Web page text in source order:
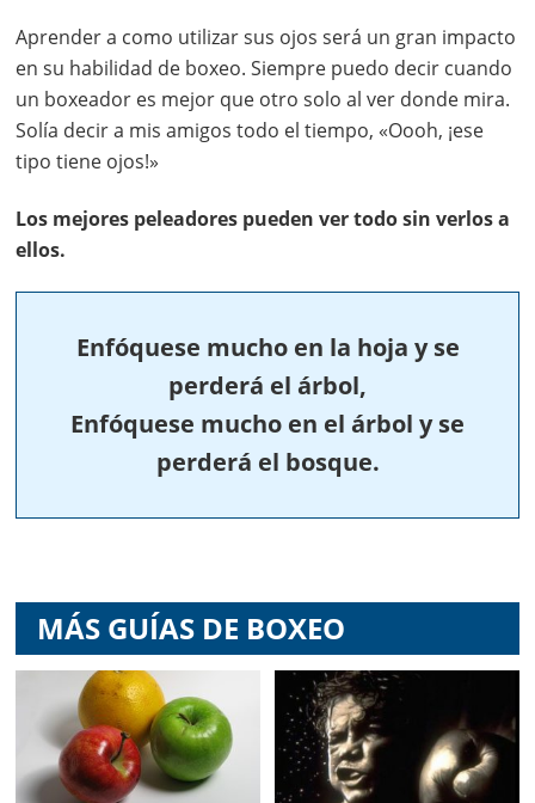
Aprender a como utilizar sus ojos será un gran impacto
en su habilidad de boxeo. Siempre puedo decir cuando
un boxeador es mejor que otro solo al ver donde mira.
Solía decir a mis amigos todo el tiempo, «Oooh, ¡ese
tipo tiene ojos!»
Los mejores peleadores pueden ver todo sin verlos a
ellos.
Enfóquese mucho en la hoja y se
perderá el árbol,
Enfóquese mucho en el árbol y se
perderá el bosque.
MÁS GUÍAS DE BOXEO